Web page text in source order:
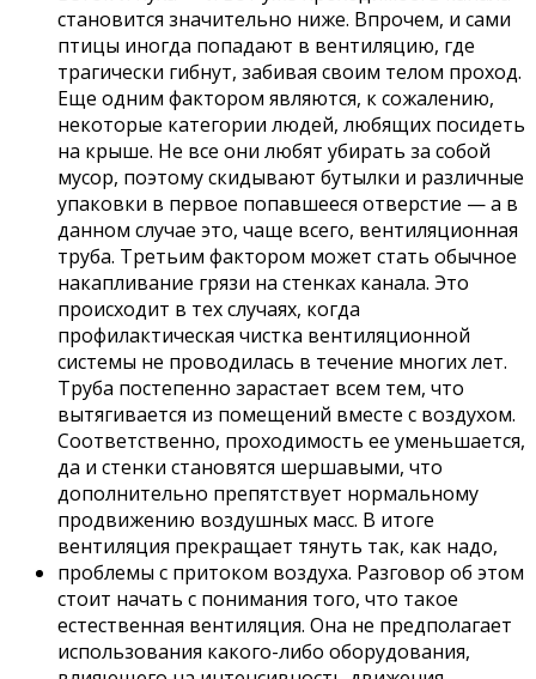
становится значительно ниже. Впрочем, и сами
птицы иногда попадают в вентиляцию, где
трагически гибнут, забивая своим телом проход.
Еще одним фактором являются, к сожалению,
некоторые категории людей, любящих посидеть
на крыше. Не все они любят убирать за собой
мусор, поэтому скидывают бутылки и различные
упаковки в первое попавшееся отверстие — а в
данном случае это, чаще всего, вентиляционная
труба. Третьим фактором может стать обычное
накапливание грязи на стенках канала. Это
происходит в тех случаях, когда
профилактическая чистка вентиляционной
системы не проводилась в течение многих лет.
Труба постепенно зарастает всем тем, что
вытягивается из помещений вместе с воздухом.
Соответственно, проходимость ее уменьшается,
да и стенки становятся шершавыми, что
дополнительно препятствует нормальному
продвижению воздушных масс. В итоге
вентиляция прекращает тянуть так, как надо,
проблемы с притоком воздуха. Разговор об этом
стоит начать с понимания того, что такое
естественная вентиляция. Она не предполагает
использования какого-либо оборудования,